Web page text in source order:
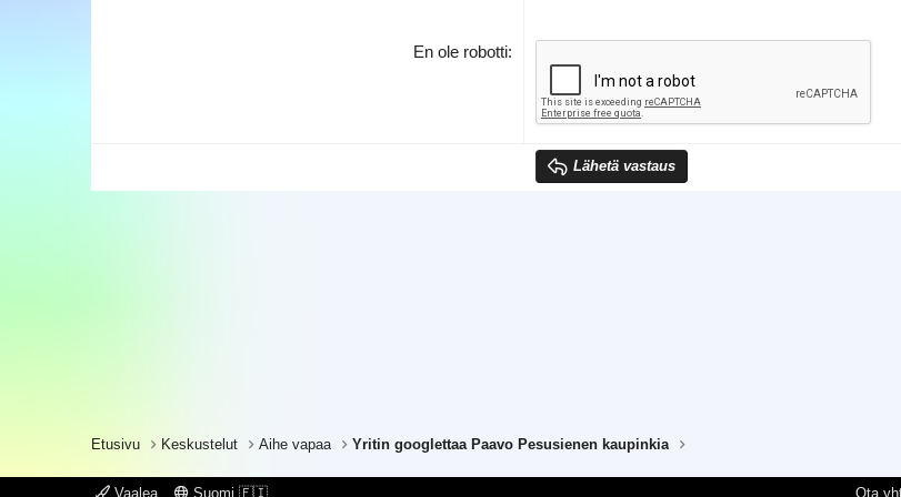
En ole robotti
Lähetä vastaus
Etusivu Keskustelut Aihe vapaa Yritin googlettaa Paavo Pesusienen kaupinkia
Vaalea Suomi 🇫🇮 Ota